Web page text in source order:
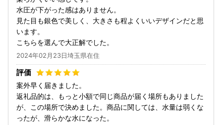
水圧が下がった感はありません。
見た目も銀色で美しく、大きさも程よくいいデザインだと思
います。
こちらを選んで大正解でした。
2024年02月23日埼玉県在住
案外早く届きました。
返礼品的は、もっと小額で同じ商品が届く場所もありました
が、この場所で決めました。商品に関しては、水量は弱くな
ったが、滑らかな水になった。